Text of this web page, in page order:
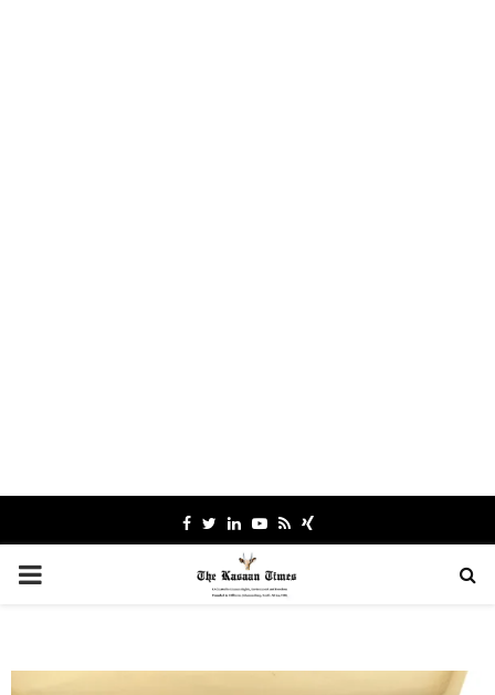
Facebook
TwitterLinkedinYoutube
RssXing
PRIMARY